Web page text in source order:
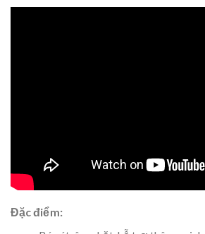
Đặc điểm: